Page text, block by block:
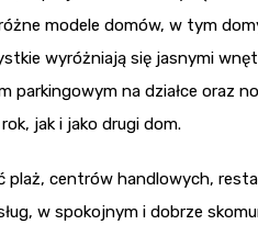
modele domów, w tym
wyróżniają się jasnymi
parkingowym na działce oraz
jak i jako drugi dom.
plaż, centrów handlowych,
w spokojnym i dobrze